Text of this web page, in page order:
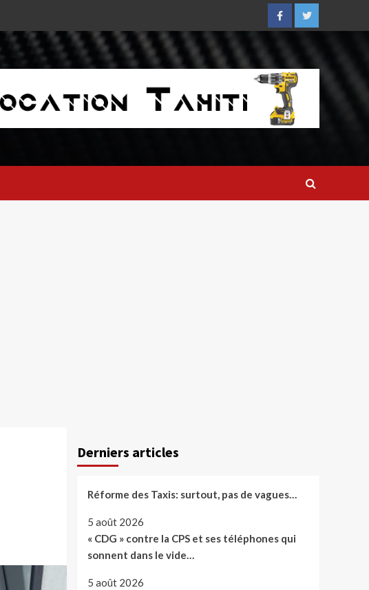
FacebookTwitter
Derniers articles
Réforme des Taxis: surtout, pas de vagues…
5 août 2026
« CDG » contre la CPS et ses téléphones qui
sonnent dans le vide…
5 août 2026